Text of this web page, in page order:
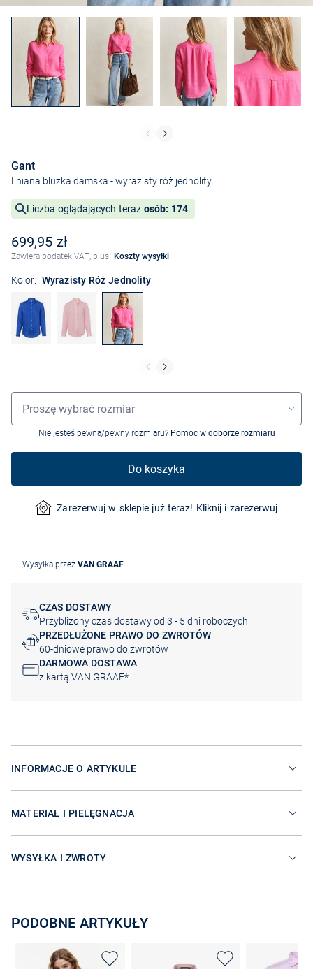
Gant
Lniana bluzka damska - wyrazisty róż jednolity
Liczba oglądających teraz osób: 174.
699,95 zł
Zawiera podatek VAT, plus Koszty wysyłki
Kolor: Wyrazisty Róż Jednolity
Wybór rozmiaru
Proszę wybrać rozmiar
Nie jesteś pewna/pewny rozmiaru? Pomoc w doborze rozmiaru
Do koszyka
Zarezerwuj w sklepie już teraz! Kliknij i zarezerwuj
Wysyłka przez VAN GRAAF
CZAS DOSTAWY
Przybliżony czas dostawy od 3 - 5 dni roboczych
PRZEDŁUŻONE PRAWO DO ZWROTÓW
60-dniowe prawo do zwrotów
DARMOWA DOSTAWA
z kartą VAN GRAAF*
INFORMACJE O ARTYKULE
MATERIAŁ I PIELĘGNACJA
WYSYŁKA I ZWROTY
PODOBNE ARTYKUŁY